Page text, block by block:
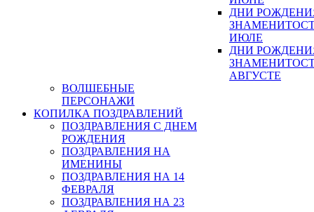
ДНИ
ИЮЛЕ
ДНИ
АВГУСТЕ
ВОЛШЕБНЫЕ
ПЕРСОНАЖИ
КОПИЛКА ПОЗДРАВЛЕНИЙ
ПОЗДРАВЛЕНИЯ С ДНЕМ
РОЖДЕНИЯ
ПОЗДРАВЛЕНИЯ НА
ИМЕНИНЫ
ПОЗДРАВЛЕНИЯ НА 14
ФЕВРАЛЯ
ПОЗДРАВЛЕНИЯ НА 23